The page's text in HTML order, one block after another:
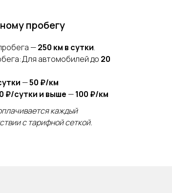
пробегу
—250 км в сутки.
автомобилей до 20
—50 ₽/км
₽/сутки и выше —100 ₽/км
каждый
с тарифной сеткой.